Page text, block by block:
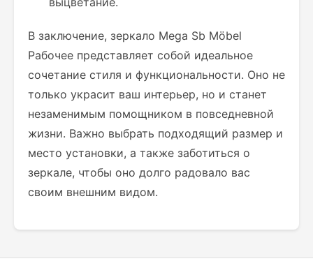
В заключение, зеркало Mega Sb Möbel
Рабочее представляет собой идеальное
сочетание стиля и функциональности. Оно не
только украсит ваш интерьер, но и станет
незаменимым помощником в повседневной
жизни. Важно выбрать подходящий размер и
место установки, а также заботиться о
зеркале, чтобы оно долго радовало вас
своим внешним видом.